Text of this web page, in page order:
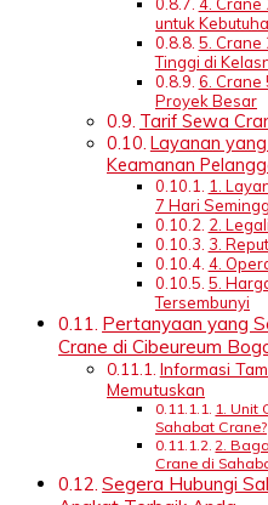
untuk
5. Crane
Tinggi di
6. Crane
Proyek Besar
Tarif Sewa
Layanan
Keamanan
1.
7 Hari
2.
3.
4.
5.
Tersembunyi
Pertanyaan yang
Crane di Cibeureum
Informasi
Memutuskan
1. Unit
Sahabat Crane?
2.
Crane di
Segera Hubungi